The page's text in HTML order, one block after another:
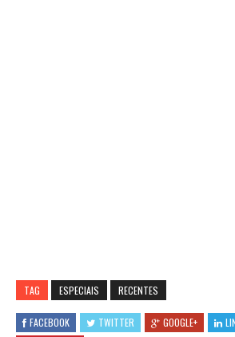
TAG ESPECIAIS RECENTES
FACEBOOK TWITTER GOOGLE+